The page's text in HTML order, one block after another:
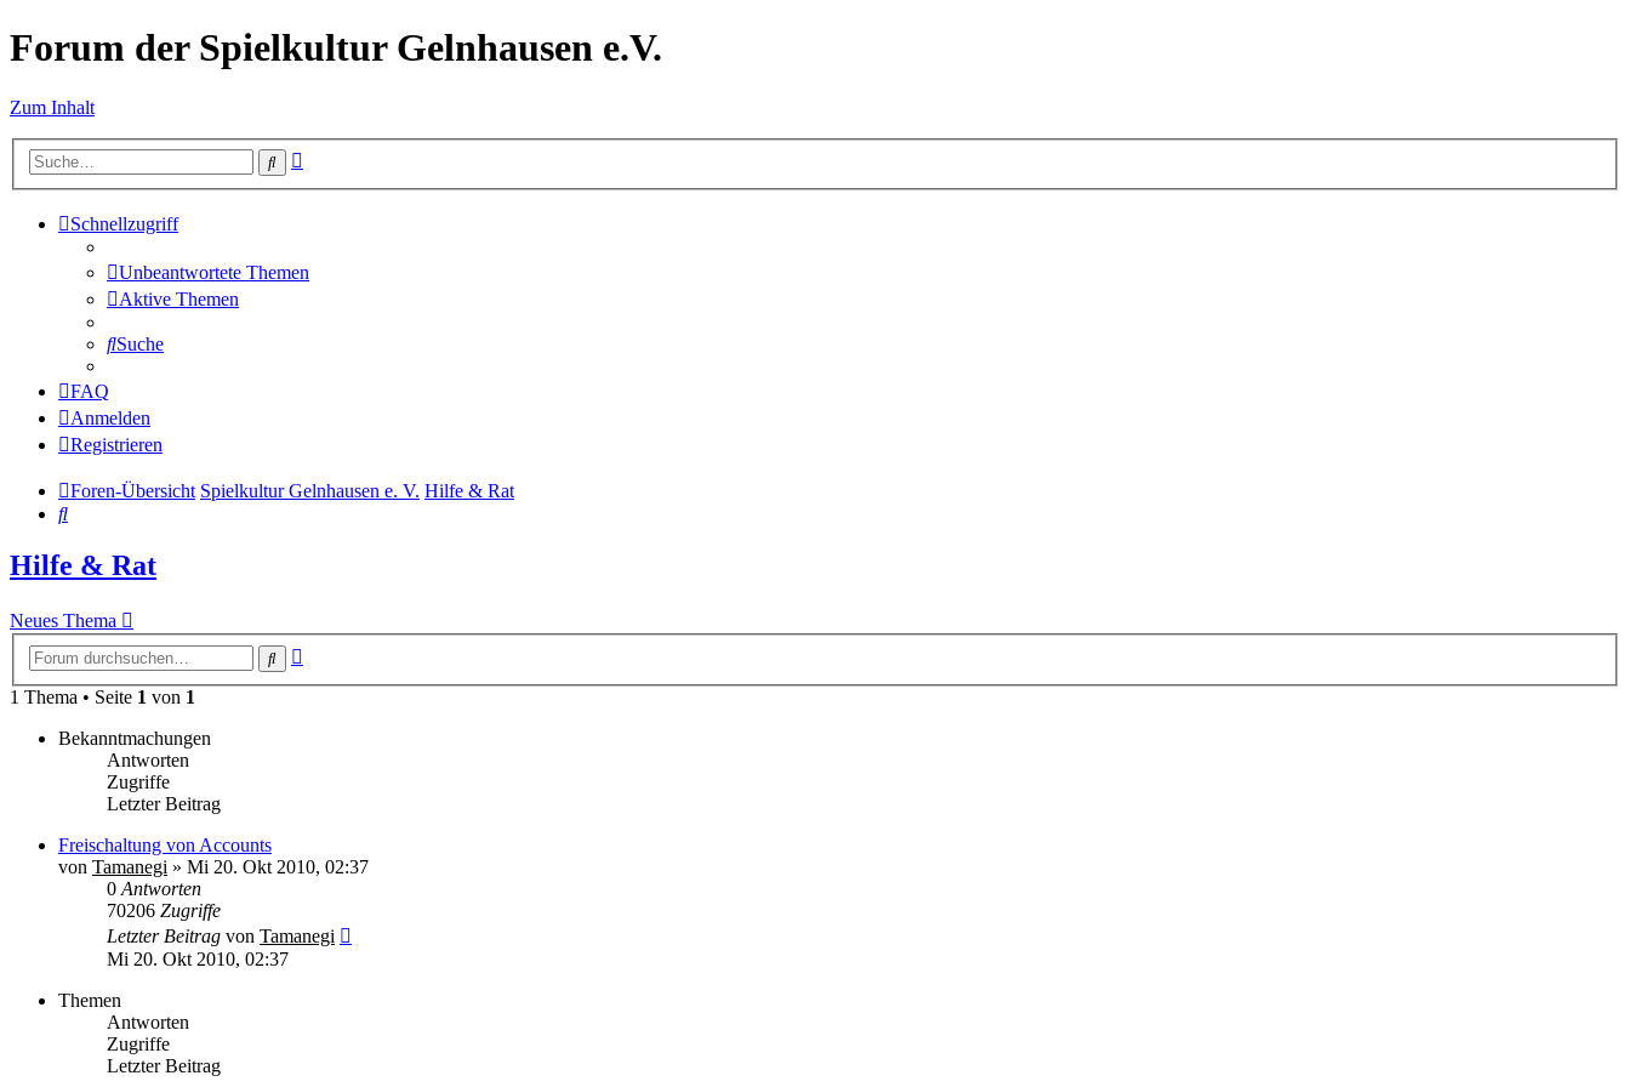
Forum der Spielkultur Gelnhausen e.V.
Zum Inhalt
Suche
Schnellzugriff
Unbeantwortete Themen
Aktive Themen
Suche
FAQ
Anmelden
Registrieren
Foren-Übersicht Spielkultur Gelnhausen e. V. Hilfe & Rat
Suche
Hilfe & Rat
Neues Thema
Suche
1 Thema • Seite 1 von 1
Bekanntmachungen
Antworten
Zugriffe
Letzter Beitrag
Freischaltung von Accounts
von Tamanegi » Mi 20. Okt 2010, 02:37
0 Antworten
70206 Zugriffe
Letzter Beitrag von Tamanegi
Mi 20. Okt 2010, 02:37
Themen
Antworten
Zugriffe
Letzter Beitrag